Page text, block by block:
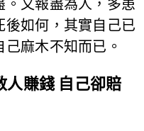
又報盡為人，多患
如何，其實自己已
麻木不知而已。
賺錢 自己卻賠